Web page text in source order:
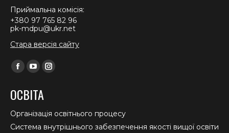
Приймальна комісія:
+380 97 765 82 96
pk-mdpu@ukr.net
Стара версія сайту
Find us on:
Facebook
opens
in
new
YouTube
opens
in
new
Instagram
in
new
ОСВІТА
Організація освітнього процесу
Система внутрішнього забезпечення якості вищої освіти